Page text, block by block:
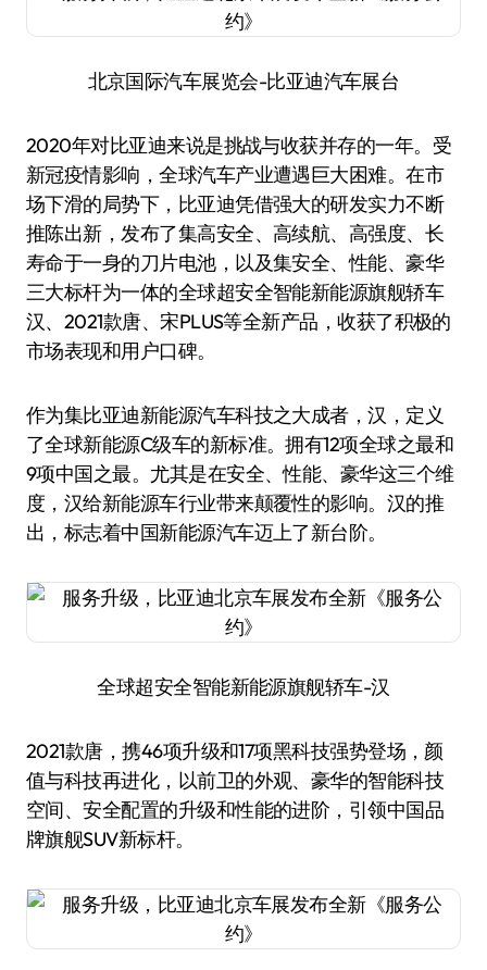
北京国际汽车展览会-比亚迪汽车展台
2020年对比亚迪来说是挑战与收获并存的一年。受
新冠疫情影响，全球汽车产业遭遇巨大困难。在市
场下滑的局势下，比亚迪凭借强大的研发实力不断
推陈出新，发布了集高安全、高续航、高强度、长
寿命于一身的刀片电池，以及集安全、性能、豪华
三大标杆为一体的全球超安全智能新能源旗舰轿车
汉、2021款唐、宋PLUS等全新产品，收获了积极的
市场表现和用户口碑。
作为集比亚迪新能源汽车科技之大成者，汉，定义
了全球新能源C级车的新标准。拥有12项全球之最和
9项中国之最。尤其是在安全、性能、豪华这三个维
度，汉给新能源车行业带来颠覆性的影响。汉的推
出，标志着中国新能源汽车迈上了新台阶。
全球超安全智能新能源旗舰轿车-汉
2021款唐，携46项升级和17项黑科技强势登场，颜
值与科技再进化，以前卫的外观、豪华的智能科技
空间、安全配置的升级和性能的进阶，引领中国品
牌旗舰SUV新标杆。